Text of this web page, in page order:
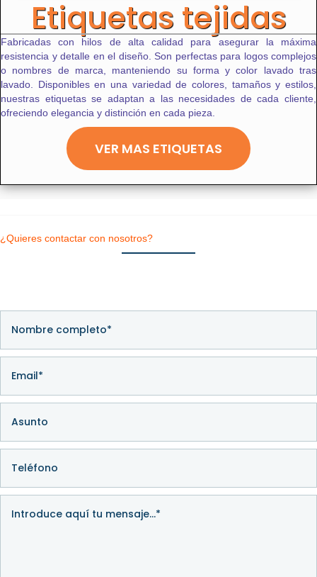
Etiquetas tejidas
Fabricadas con hilos de alta calidad para asegurar la máxima
resistencia y detalle en el diseño. Son perfectas para logos complejos
o nombres de marca, manteniendo su forma y color lavado tras
lavado. Disponibles en una variedad de colores, tamaños y estilos,
nuestras etiquetas se adaptan a las necesidades de cada cliente,
ofreciendo elegancia y distinción en cada pieza.
VER MAS ETIQUETAS
¿Quieres contactar con nosotros?